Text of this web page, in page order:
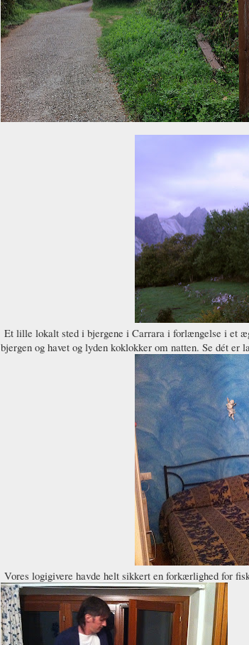
Et lille lokalt sted i bjergene i Carrara i forlængelse i et
bjergen og havet og lyden koklokker om natten. Se dét er
Vores logigivere havde helt sikkert en forkærlighed for